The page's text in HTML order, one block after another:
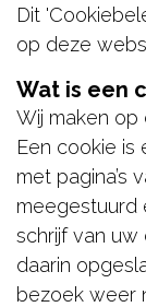
Dit
op deze
Wat is een
Wij maken op
Een cookie is
met pagina’s
meegestuurd
schrijf van
daarin
bezoek weer